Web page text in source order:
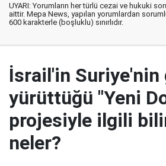
UYARI: Yorumların her türlü cezai ve hukuki
aittir. Mepa News, yapılan yorumlardan
600 karakterle (boşluklu) sınırlıdır.
İsrail'in Suriye'nin
yürüttüğü "Yeni
projesiyle ilgili
neler?